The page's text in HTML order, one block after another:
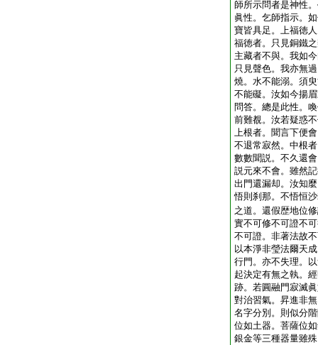
師所示問者是神性
眞性。乞師指示。
寶皆具足。上福徳
福徳者。只見銅鐵
主藏者不與。我如
只見聲色。我亦無
燒。水不能溺。須
不能礙。汝如今揚
問答。總是此性。
前難覩。汝若疑惑
上根者。聞言下便
不退常寂然。中根
數數聞説。不久還
説元來不會。雖然
出門還漏却。汝知
悟則刹那。不悟恒
之道。還假歴地位
實不可修不可證不
不可證。非著法故
以本淨非瑩法爾天
行門。亦不失理。
起決定有無之執。
跡。若圓融門寂滅
對治習氣。昇進非
名字分別。則似分
位如土器。菩薩位
銀金等三種器量雖